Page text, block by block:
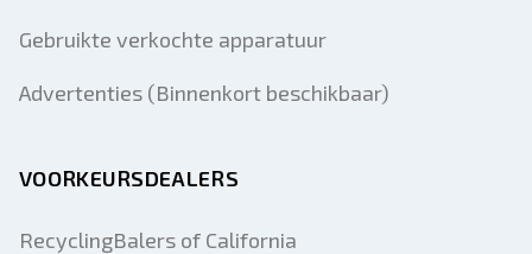
Gebruikte verkochte apparatuur
Advertenties (Binnenkort beschikbaar)
VOORKEURSDEALERS
RecyclingBalers of California